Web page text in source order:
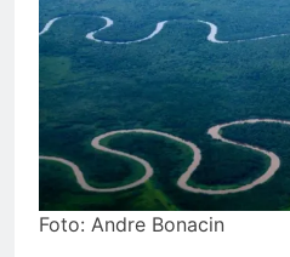
Foto: Andre Bonacin